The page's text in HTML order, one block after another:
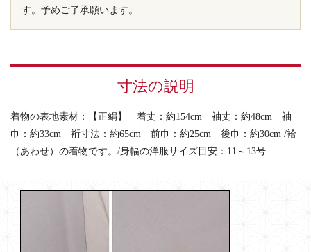
す。予めご了承願います。
寸法の説明
着物の表地素材：【正絹】 着丈：約154cm 袖丈：約48cm 袖
巾：約33cm 裄寸法：約65cm 前巾：約25cm 後巾：約30cm /袷
（あわせ）の着物です。/身幅の洋服サイズ目安：11～13号